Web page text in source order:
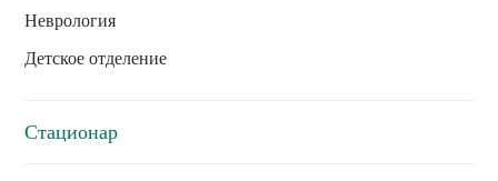
Неврология
Детское отделение
Стационар